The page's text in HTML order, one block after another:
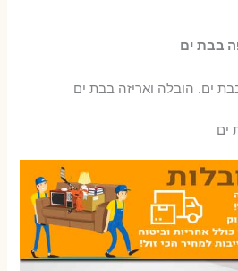
בבת ים
ים. הובלה ואריזה בבת ים
ים